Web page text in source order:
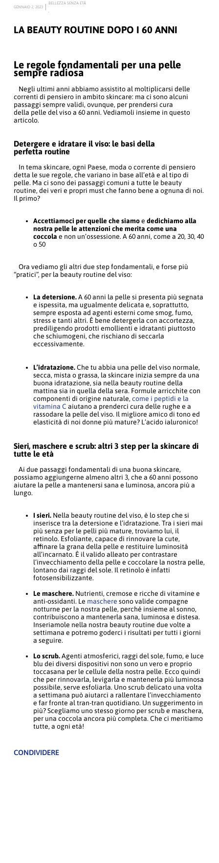
GENNAIO 2, 2023
BELLEZZA SENZA ETÀ
LA BEAUTY ROUTINE DOPO I 60 ANNI
Le regole fondamentali per una pelle
sempre radiosa
Negli ultimi anni abbiamo assistito al moltiplicarsi delle
correnti di pensiero in ambito skincare: ma ci sono alcuni
passaggi sempre validi, ovunque, per prendersi cura
della pelle del viso a 60 anni. Vediamoli insieme in questo
articolo.
Detergere e idratare il viso: le basi della
perfetta routine
In tema skincare, ogni Paese, moda o corrente di pensiero
detta le sue regole, che variano in base all’età e al tipo di
pelle. Ma ci sono dei passaggi comuni a tutte le beauty
routine, dei veri e propri must che fanno bene a ognuna di noi.
Il primo?
Accettiamoci per quelle che siamoe dedichiamo alla
nostra pelle le attenzioni che merita come una
coccola e non un’ossessione. A 60 anni, come a 20, 30, 40
o 50
Ora vediamo gli altri due step fondamentali, e forse più
“pratici”, per la beauty routine del viso:
La detersione.A 60 anni la pelle si presenta più segnata
e ispessita, ma ugualmente delicata e, soprattutto,
sempre esposta ad agenti esterni come smog, fumo,
stress e tanti altri. È bene detergerla con accortezza,
prediligendo prodotti emollienti e idratanti piuttosto
che schiumogeni, che rischiano di seccarla
eccessivamente.
L’idratazione.Che tu abbia una pelle del viso normale,
secca, mista o grassa, la skincare inizia sempre da una
buona idratazione, sia nella beauty routine della
mattina sia in quella della sera. Formule arricchite con
componenti di origine naturale, come i peptidi e la
vitamina C aiutano a prenderci cura delle rughe e a
rassodare la pelle del viso. Il migliore amico di tono ed
elasticità di noi donne più mature? L’acido ialuronico!
Sieri, maschere e scrub: altri 3 step per la skincare di
tutte le età
Ai due passaggi fondamentali di una buona skincare,
possiamo aggiungerne almeno altri 3, che a 60 anni possono
aiutare la pelle a mantenersi sana e luminosa, ancora più a
lungo.
I sieri. Nella beauty routine del viso, è lo step che si
inserisce tra la detersione e l’idratazione. Tra i sieri mai
più senza per le pelli più mature, troviamo lui, il
retinolo. Esfoliante, capace di rinnovare la cute,
affinare la grana della pelle e restituire luminosità
all’incarnato. È il valido alleato per contrastare
l’invecchiamento della pelle e coccolare la nostra pelle,
lontano dai raggi del sole. Il retinolo è infatti
fotosensibilizzante.
Le maschere. Nutrienti, cremose e ricche di vitamine e
anti-ossidanti. Le maschere sono valide compagne
notturne per la nostra pelle, perché insieme al sonno,
contribuiscono a mantenerla sana, luminosa e distesa.
Inseriamole nella nostra beauty routine due volte a
settimana e potremo goderci i risultati per tutti i giorni
a seguire.
Lo scrub.Agenti atmosferici, raggi del sole, fumo, e luce
blu dei diversi dispositivi non sono un vero e proprio
toccasana per le cellule della nostra pelle. Ecco quindi
che per rinnovarla, levigarla e mantenerla più luminosa
possibile, serve esfoliarla. Uno scrub delicato una volta
a settimana può aiutarci a rallentare l’invecchiamento
e far fronte al tran-tran quotidiano. Un suggerimento in
più? Scegliamo uno stesso giorno per scrub e maschera,
per una coccola ancora più completa. Che ci meritiamo
tutte, a ogni età!
CONDIVIDERE